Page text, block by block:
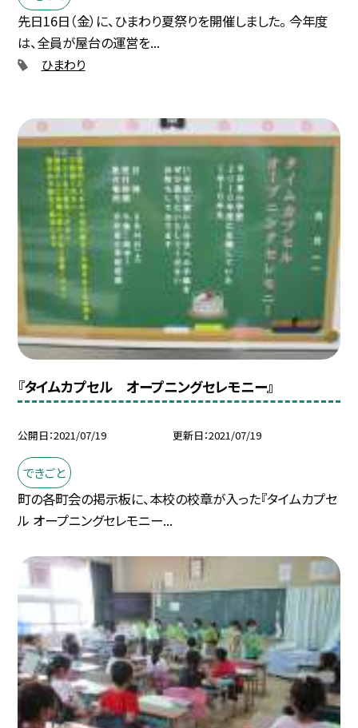
先日16日（金）に、ひまわり夏祭りを開催しました。 今年度
は、全員が屋台の運営を...
ひまわり
『タイムカプセル オープニングセレモニー』
公開日 2021/07/19 更新日 2021/07/19
できごと
町の各町会の掲示板に、本校の校章が入った『タイムカプセ
ル オープニングセレモニー...